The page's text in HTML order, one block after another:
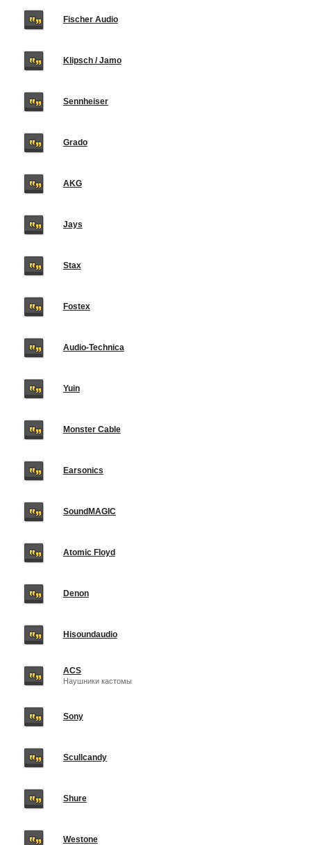
Fischer Audio
Klipsch / Jamo
Sennheiser
Grado
AKG
Jays
Stax
Fostex
Audio-Technica
Yuin
Monster Cable
Earsonics
SoundMAGIC
Atomic Floyd
Denon
Hisoundaudio
ACS
Наушники кастомы
Sony
Scullcandy
Shure
Westone